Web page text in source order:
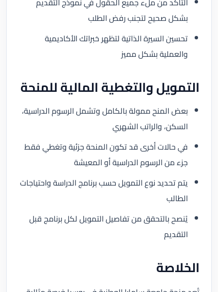
بشكل صحيح لتجنب رفض الطلب
تحسين السيرة الذاتية لتظهر خبراتك الأكاديمية
والعملية بشكل مميز
التمويل والتغطية المالية للمنحة
بعض المنح ممولة بالكامل وتشمل الرسوم الدراسية،
السكن، والراتب الشهري
في حالات أخرى قد تكون المنحة جزئية وتغطي فقط
جزء من الرسوم الدراسية أو المعيشة
يتم تحديد نوع التمويل حسب برنامج الدراسة واحتياجات
الطالب
يُنصح بالتحقق من تفاصيل التمويل لكل برنامج قبل
التقديم
الخلاصة